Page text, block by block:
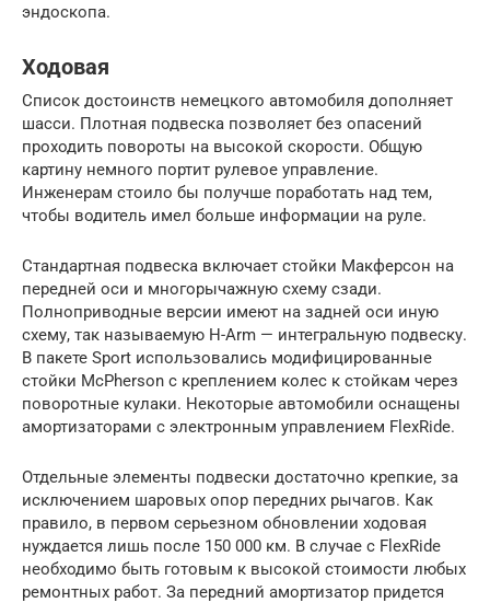
эндоскопа.
Ходовая
Список достоинств немецкого автомобиля дополняет
шасси. Плотная подвеска позволяет без опасений
проходить повороты на высокой скорости. Общую
картину немного портит рулевое управление.
Инженерам стоило бы получше поработать над тем,
чтобы водитель имел больше информации на руле.
Стандартная подвеска включает стойки Макферсон на
передней оси и многорычажную схему сзади.
Полноприводные версии имеют на задней оси иную
схему, так называемую H-Arm — интегральную подвеску.
В пакете Sport использовались модифицированные
стойки McPherson с креплением колес к стойкам через
поворотные кулаки. Некоторые автомобили оснащены
амортизаторами с электронным управлением FlexRide.
Отдельные элементы подвески достаточно крепкие, за
исключением шаровых опор передних рычагов. Как
правило, в первом серьезном обновлении ходовая
нуждается лишь после 150 000 км. В случае с FlexRide
необходимо быть готовым к высокой стоимости любых
ремонтных работ. За передний амортизатор придется